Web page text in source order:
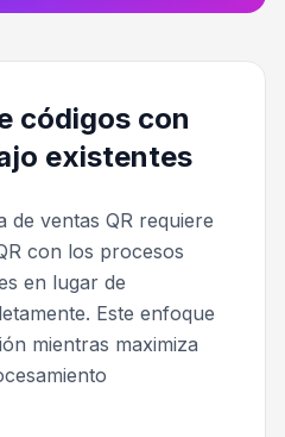
códigos con
existentes
de ventas QR requiere
con los procesos
en lugar de
Este enfoque
mientras maximiza